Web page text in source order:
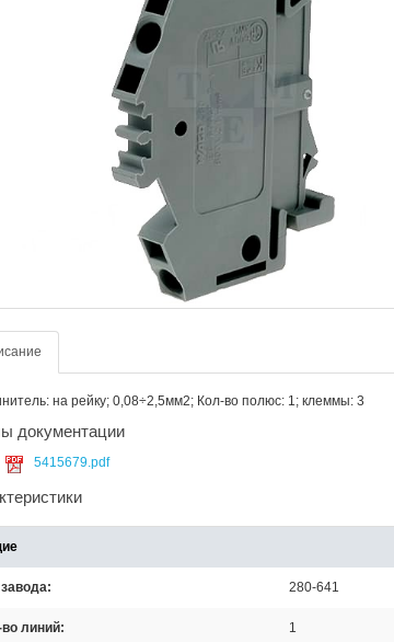
на рейку; 0,08÷2,5мм2; Кол-во полюс: 1; клеммы: 3
документации
5415679.pdf
280-641
во линий 1